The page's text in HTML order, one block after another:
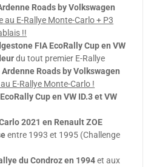
Roads by Volkswagen
au E-Rallye Monte-Carlo + P3
!!
FIA EcoRally Cup en VW
du tout premier E-Rallye
Roads by Volkswagen
E-Rallye Monte-Carlo !
Cup en VW ID.3 et VW
2021 en Renault ZOE
entre 1993 et 1995 (Challenge
du Condroz en 1994et aux